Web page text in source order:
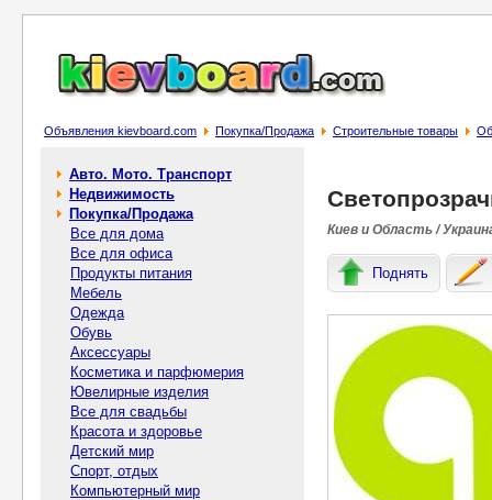
Объявления kievboard.com Покупка/Продажа Строительные товары
Авто. Мото. Транспорт
Недвижимость
Покупка/Продажа
Все для дома
Все для офиса
Продукты питания
Мебель
Одежда
Обувь
Аксессуары
Косметика и парфюмерия
Ювелирные изделия
Все для свадьбы
Красота и здоровье
Детский мир
Спорт, отдых
Компьютерный мир
Киев и Область /
Поднять